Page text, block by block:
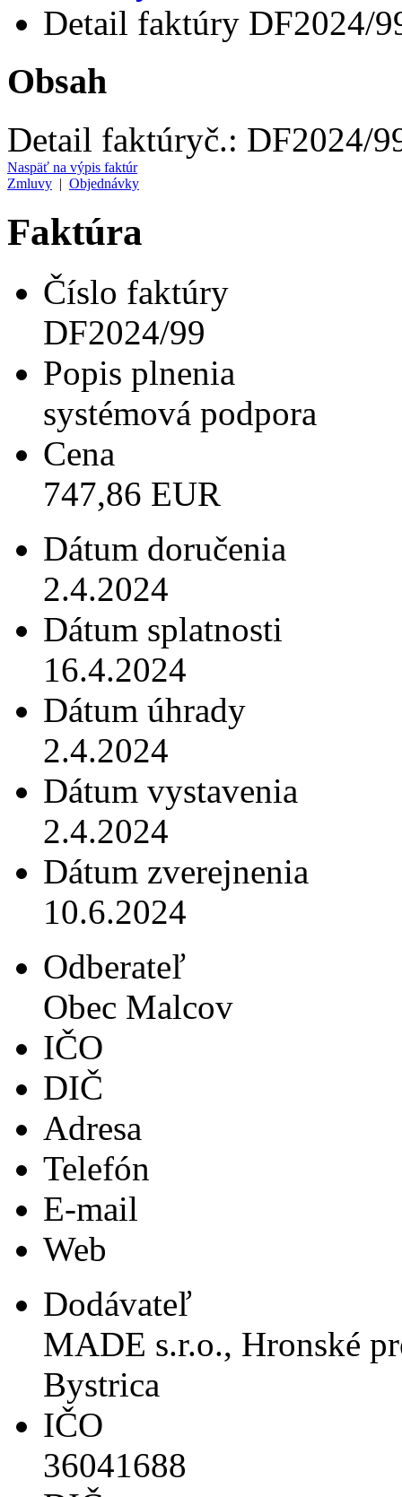
Detail faktúry DF2024/
Obsah
Detail faktúryč.: DF2024/
Naspäť na výpis faktúr
Zmluvy | Objednávky
Faktúra
Číslo faktúry
DF2024/99
Popis plnenia
systémová podpora
Cena
747,86 EUR
Dátum doručenia
2.4.2024
Dátum splatnosti
16.4.2024
Dátum úhrady
2.4.2024
Dátum vystavenia
2.4.2024
Dátum zverejnenia
10.6.2024
Odberateľ
Obec Malcov
IČO
DIČ
Adresa
Telefón
E-mail
Web
Dodávateľ
MADE s.r.o., Hronské
Bystrica
IČO
36041688